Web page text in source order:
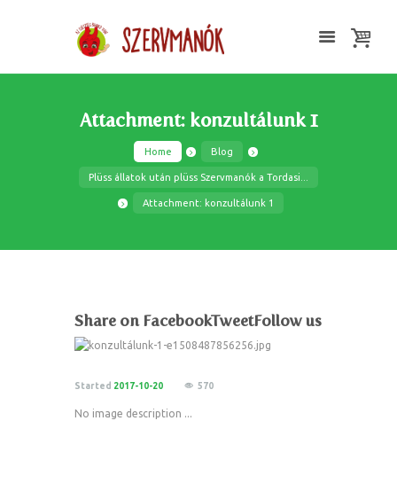
Attachment: konzultálunk 1
Home Blog
Plüss állatok után plüss Szervmanók a Tordasi...
Attachment: konzultálunk 1
Share on FacebookTweetFollow us
Started 2017-10-20 570
No image description ...